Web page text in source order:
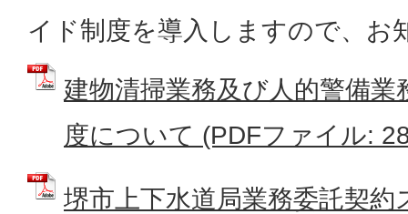
イド制度を導入しますので、お
建物清掃業務及び人的警備
度について (PDFファイル:
堺市上下水道局業務委託契